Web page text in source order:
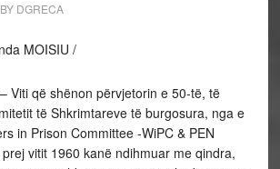
BY DGRECA
MOISIU /
Viti që shënon përvjetorin e 50-të, të
të Shkrimtareve të burgosura, nga e
in Prison Committee -WiPC & PEN
vitit 1960 kanë ndihmuar me qindra,